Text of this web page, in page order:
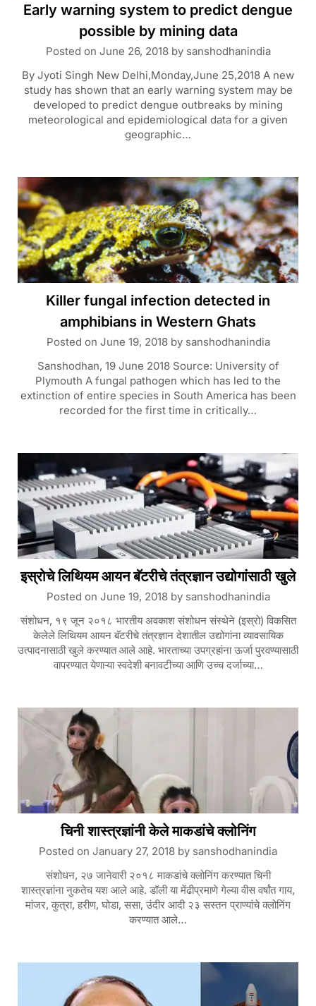
Early warning system to predict dengue
possible by mining data
Posted on June 26, 2018by sanshodhanindia
By Jyoti Singh New Delhi,Monday,June 25,2018 A new
study has shown that an early warning system may be
developed to predict dengue outbreaks by mining
meteorological and epidemiological data for a given
geographic…
Killer fungal infection detected in
amphibians in Western Ghats
Posted on June 19, 2018by sanshodhanindia
Sanshodhan, 19 June 2018 Source: University of
Plymouth A fungal pathogen which has led to the
extinction of entire species in South America has been
recorded for the first time in critically…
इस्रोचे लिथियम आयन बॅटरीचे तंत्रज्ञान उद्योगांसाठी खुले
Posted on June 19, 2018by sanshodhanindia
संशोधन, १९ जून २०१८ भारतीय अवकाश संशोधन संस्थेने (इस्रो) विकसित
केलेले लिथियम आयन बॅटरीचे तंत्रज्ञान देशातील उद्योगांना व्यावसायिक
उत्पादनासाठी खुले करण्यात आले आहे. भारताच्या उपग्रहांना ऊर्जा पुरवण्यासाठी
वापरण्यात येणाऱ्या स्वदेशी बनावटीच्या आणि उच्च दर्जाच्या…
चिनी शास्त्रज्ञांनी केले माकडांचे क्लोनिंग
Posted on January 27, 2018 by sanshodhanindia
संशोधन, २७ जानेवारी २०१८ माकडांचे क्लोनिंग करण्यात चिनी
शास्त्रज्ञांना नुकतेच यश आले आहे. डॉली या मेंढीप्रमाणे गेल्या वीस वर्षांत गाय,
मांजर, कुत्रा, हरीण, घोडा, ससा, उंदीर आदी २३ सस्तन प्राण्यांचे क्लोनिंग
करण्यात आले…